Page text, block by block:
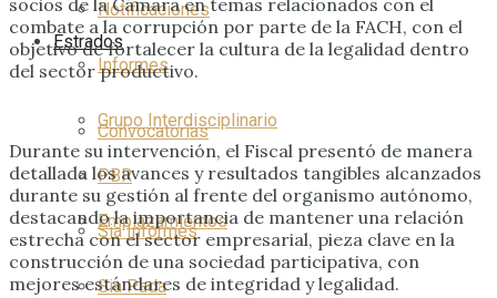
Estrados
Convocatorias
Emplazamientos
Notificaciones
Informes
Grupo Interdisciplinario
PBR
Sia Informes
Sia Pada
combate a la corrupción por parte de la FACH, con el
objetivo de fortalecer la cultura de la legalidad dentro
del sector productivo.
Durante su intervención, el Fiscal presentó de manera
detallada los avances y resultados tangibles alcanzados
durante su gestión al frente del organismo autónomo,
destacando la importancia de mantener una relación
estrecha con el sector empresarial, pieza clave en la
construcción de una sociedad participativa, con
mejores estándares de integridad y legalidad.